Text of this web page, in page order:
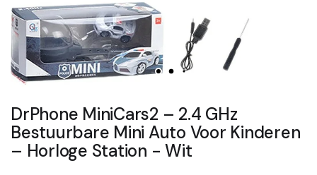
DrPhone MiniCars2 – 2.4 GHz
Bestuurbare Mini Auto Voor Kinderen
– Horloge Station - Wit